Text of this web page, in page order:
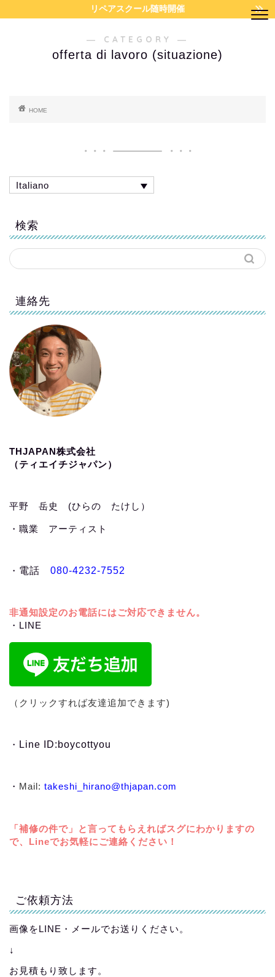
リペアスクール随時開催
― CATEGORY ―
offerta di lavoro (situazione)
HOME
Italiano
検索
連絡先
THJAPAN株式会社
（ティエイチジャパン）
平野 岳史 (ひらの たけし）
・職業 アーティスト
・ 電話 080-4232-7552
非通知設定のお電話にはご対応できません。
・LINE
（クリックすれば友達追加できます)
・ Line ID:boycottyou
・ Mail: takeshi_hirano@thjapan.com
「補修の件で」と言ってもらえればスグにわかりますの
で、Lineでお気軽にご連絡ください！
ご依頼方法
画像をLINE・メールでお送りください。
↓
お見積もり致します。